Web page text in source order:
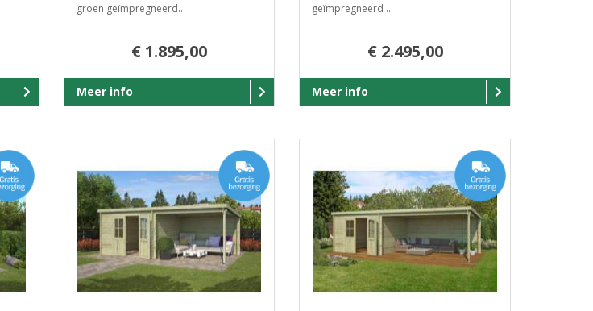
groen geïmpregneerd..
€ 1.895,00
Meer info
geïmpregneerd ..
€ 2.495,00
Meer info